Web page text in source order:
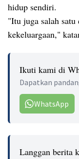
hidup sendiri.
"Itu juga salah satu
kekeluargaan,"
Ikuti kami di
Dapatkan
WhatsApp
Langgan berita